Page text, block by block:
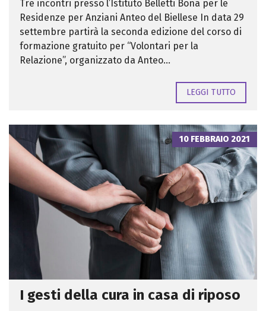
Tre incontri presso l’Istituto Belletti Bona per le
Residenze per Anziani Anteo del Biellese In data 29
settembre partirà la seconda edizione del corso di
formazione gratuito per “Volontari per la
Relazione”, organizzato da Anteo...
LEGGI TUTTO
10 FEBBRAIO 2021
I gesti della cura in casa di riposo